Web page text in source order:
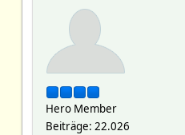
Hero Member
Beiträge: 22.026